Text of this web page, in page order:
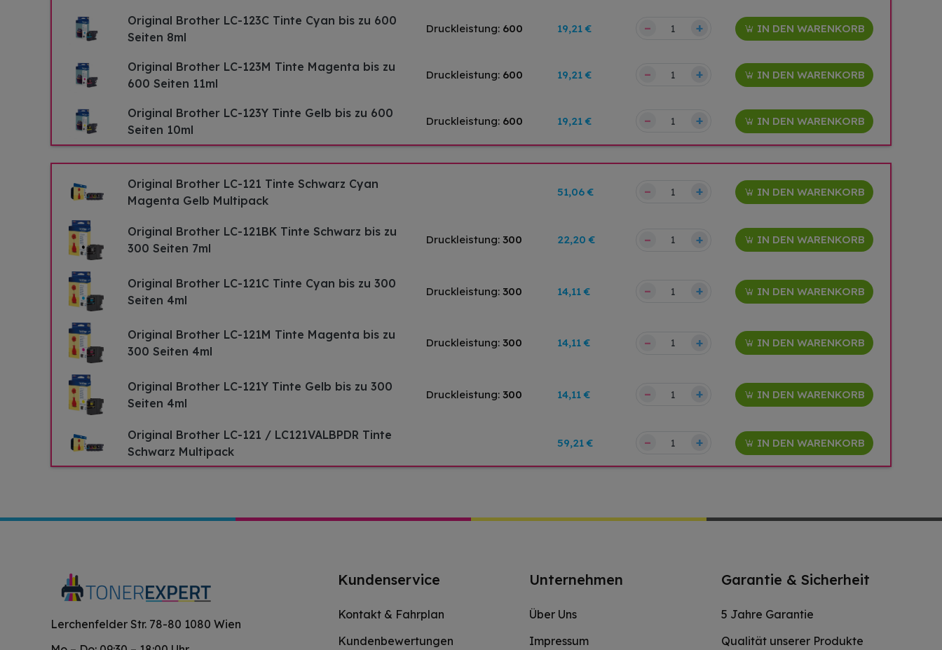
Original Brother LC-123C Tinte Cyan bis zu 600
Seiten 8ml
Druckleistung: 600 19,21 € – + IN DEN WARENKORB
Original Brother LC-123M Tinte Magenta bis zu
600 Seiten 11ml
Druckleistung: 600 19,21 € – + IN DEN WARENKORB
Original Brother LC-123Y Tinte Gelb bis zu 600
Seiten 10ml
Druckleistung: 600 19,21 € – + IN DEN WARENKORB
Original Brother LC-121 Tinte Schwarz Cyan
Magenta Gelb Multipack
51,06 € – + IN DEN WARENKORB
Original Brother LC-121BK Tinte Schwarz bis zu
300 Seiten 7ml
Druckleistung:300 22,20 € – + IN DEN WARENKORB
Original Brother LC-121C Tinte Cyan bis zu 300
Seiten 4ml
Druckleistung:300 14,11 € – + IN DEN WARENKORB
Original Brother LC-121M Tinte Magenta bis zu
300 Seiten 4ml
Druckleistung:300 14,11 € – + IN DEN WARENKORB
Original Brother LC-121Y Tinte Gelb bis zu 300
Seiten 4ml
Druckleistung:300 14,11 € – + IN DEN WARENKORB
Original Brother LC-121 / LC121VALBPDR Tinte
Schwarz Multipack
59,21 € – + IN DEN WARENKORB
Lerchenfelder Str. 78-80 1080 Wien
Kundenservice
Kontakt & Fahrplan
Kundenbewertungen
Unternehmen
Über Uns
Impressum
Garantie & Sicherheit
5 Jahre Garantie
Qualität unserer Produkte